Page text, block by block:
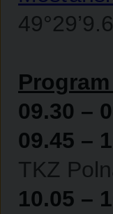
09.30 –
09.45 –
TKZ
10.05 –